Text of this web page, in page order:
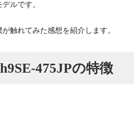
ルです。
触れてみた感想を紹介します。
475JPの特徴